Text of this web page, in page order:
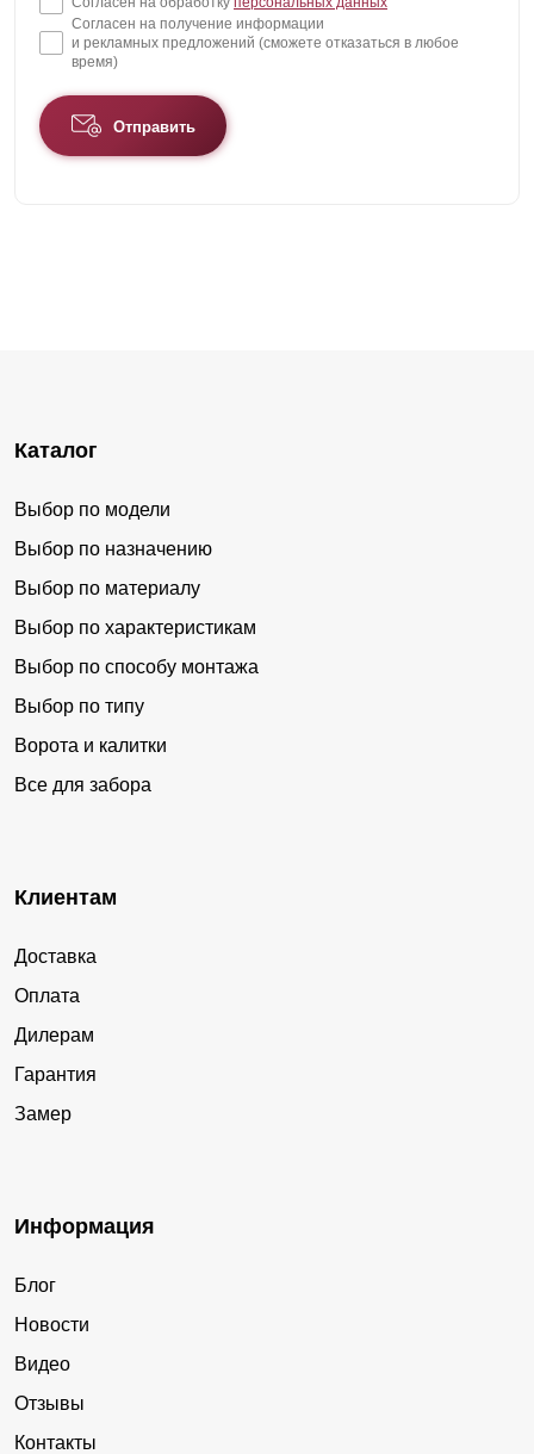
Согласен на получение информации
и рекламных предложений (сможете отказаться в любое
время)
Отправить
Каталог
Выбор по модели
Выбор по назначению
Выбор по материалу
Выбор по характеристикам
Выбор по способу монтажа
Выбор по типу
Ворота и калитки
Все для забора
Клиентам
Доставка
Оплата
Дилерам
Гарантия
Замер
Информация
Блог
Новости
Видео
Отзывы
Контакты